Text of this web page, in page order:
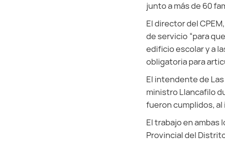
junto a más de 60
El director del
de servicio “para
edificio escolar y a
obligatoria para
El intendente de
ministro Llancafilo
fueron cumplidos, al
El trabajo en ambas
Provincial del